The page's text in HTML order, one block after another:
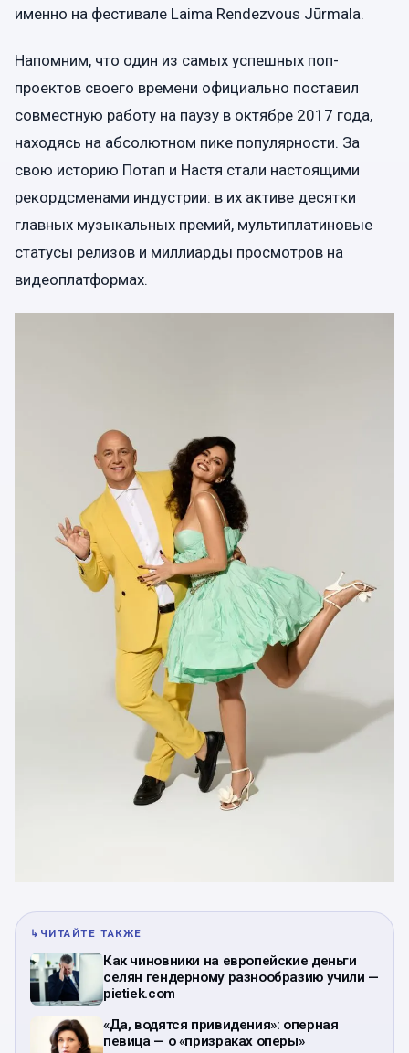
именно на фестивале Laima Rendezvous Jūrmala.
Напомним, что один из самых успешных поп-
проектов своего времени официально поставил
совместную работу на паузу в октябре 2017 года,
находясь на абсолютном пике популярности. За
свою историю Потап и Настя стали настоящими
рекордсменами индустрии: в их активе десятки
главных музыкальных премий, мультиплатиновые
статусы релизов и миллиарды просмотров на
видеоплатформах.
↳ ЧИТАЙТЕ ТАКЖЕ
Как чиновники на европейские деньги
селян гендерному разнообразию учили —
pietiek.com
«Да, водятся привидения»: оперная
певица — о «призраках оперы»